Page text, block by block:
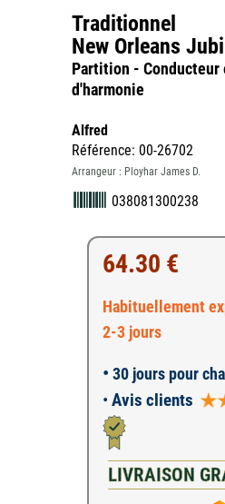
Traditionnel
New Orleans
Partition -
d'harmonie
Alfred
Référence: 00-26702
Arrangeur : Ployhar James D.
038081300238
64.30 €
Habituellement
2-3 jours
• 30 jours pour
• Avis clients
LIVRAISON